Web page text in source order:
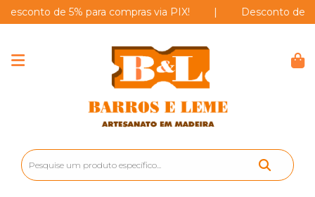
de 5% para compras via PIX! | Desconto de 5%